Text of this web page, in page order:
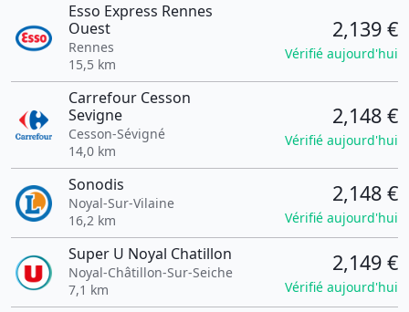
Esso Express Rennes
Ouest
Rennes
15,5 km
2,139 €
Vérifié aujourd'hui
Carrefour Cesson
Sevigne
Cesson-Sévigné
14,0 km
2,148 €
Vérifié aujourd'hui
Sonodis
Noyal-Sur-Vilaine
16,2 km
2,148 €
Vérifié aujourd'hui
Super U Noyal Chatillon
Noyal-Châtillon-Sur-Seiche
7,1 km
2,149 €
Vérifié aujourd'hui